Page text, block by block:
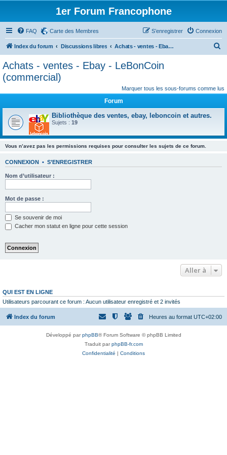
1er Forum Francophone
FAQ Carte des Membres Connexion
S’enregistrer
Index du forum Discussions libres Achats - ventes - Ebay - LeBonCoin (commercial)
e
Achats - ventes - Ebay - LeBonCoin
(commercial)
Marquer tous les sous-forums comme lus
Forum
Bibliothèque des ventes, ebay, leboncoin et autres.
Sujets : 19
Vous n’avez pas les permissions requises pour consulter les sujets de ce forum.
CONNEXION • S’ENREGISTRER
Nom d’utilisateur :
Mot de passe :
Se souvenir de moi
Cacher mon statut en ligne pour cette session
Aller à
QUI EST EN LIGNE
Utilisateurs parcourant ce forum : Aucun utilisateur enregistré et 2 invités
Index du forum Heures au format UTC+02:00
Développé parphpBB® Forum Software © phpBB Limited
Traduit parphpBB-fr.com
Confidentialité | Conditions